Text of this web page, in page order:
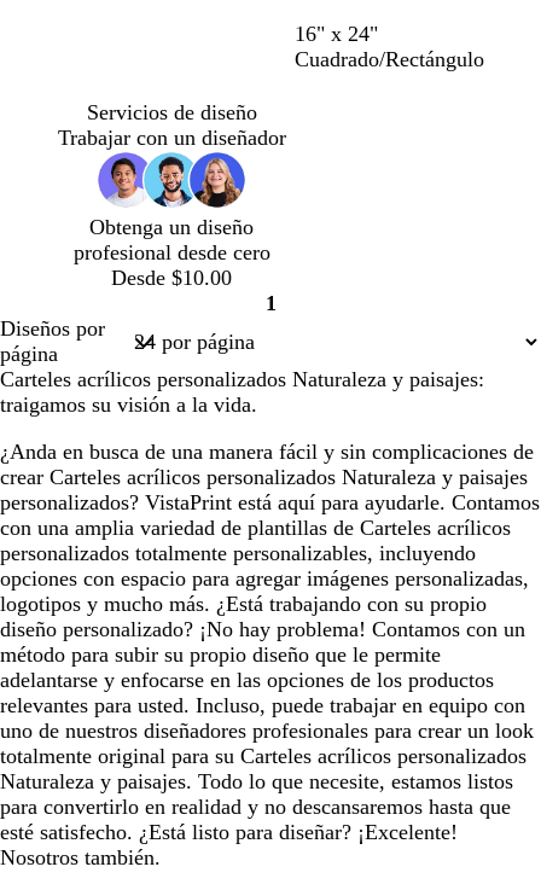
16" x 24"
Cuadrado/Rectángulo
Servicios de diseño
Trabajar con un diseñador
Obtenga un diseño
profesional desde cero
Desde $10.00
Página
1
Diseños por
página
Carteles acrílicos personalizados Naturaleza y paisajes:
traigamos su visión a la vida.
¿Anda en busca de una manera fácil y sin complicaciones de
crear Carteles acrílicos personalizados Naturaleza y paisajes
personalizados? VistaPrint está aquí para ayudarle. Contamos
con una amplia variedad de plantillas de Carteles acrílicos
personalizados totalmente personalizables, incluyendo
opciones con espacio para agregar imágenes personalizadas,
logotipos y mucho más. ¿Está trabajando con su propio
diseño personalizado? ¡No hay problema! Contamos con un
método para subir su propio diseño que le permite
adelantarse y enfocarse en las opciones de los productos
relevantes para usted. Incluso, puede trabajar en equipo con
uno de nuestros diseñadores profesionales para crear un look
totalmente original para su Carteles acrílicos personalizados
Naturaleza y paisajes. Todo lo que necesite, estamos listos
para convertirlo en realidad y no descansaremos hasta que
esté satisfecho. ¿Está listo para diseñar? ¡Excelente!
Nosotros también.